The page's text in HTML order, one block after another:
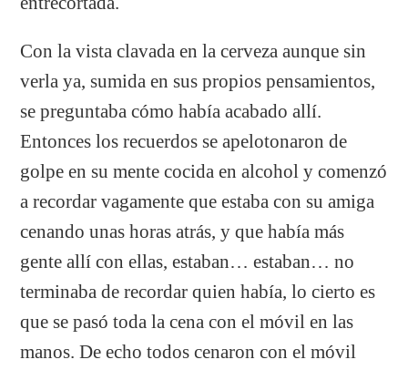
Con la vista clavada en la cerveza aunque sin
verla ya, sumida en sus propios pensamientos,
se preguntaba cómo había acabado allí.
Entonces los recuerdos se apelotonaron de
golpe en su mente cocida en alcohol y comenzó
a recordar vagamente que estaba con su amiga
cenando unas horas atrás, y que había más
gente allí con ellas, estaban… estaban… no
terminaba de recordar quien había, lo cierto es
que se pasó toda la cena con el móvil en las
manos. De echo todos cenaron con el móvil